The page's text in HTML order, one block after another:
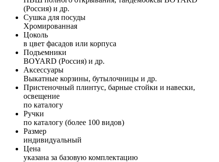
(Россия) и др.
Сушка для посуды
Хромированная
Цоколь
в цвет фасадов или корпуса
Подъемники
BOYARD (Россия) и др.
Аксессуары
Выкатные корзины, бутылочницы и др.
Пристеночный плинтус, барные стойки и навески,
освещение
по каталогу
Ручки
по каталогу (более 100 видов)
Размер
индивидуальный
Цена
указана за базовую комплектацию